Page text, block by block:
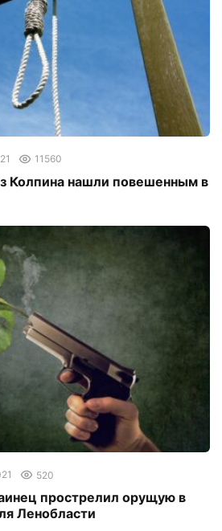
11560
Колпина нашли повешенным в
520
прострелил орущую в
Ленобласти